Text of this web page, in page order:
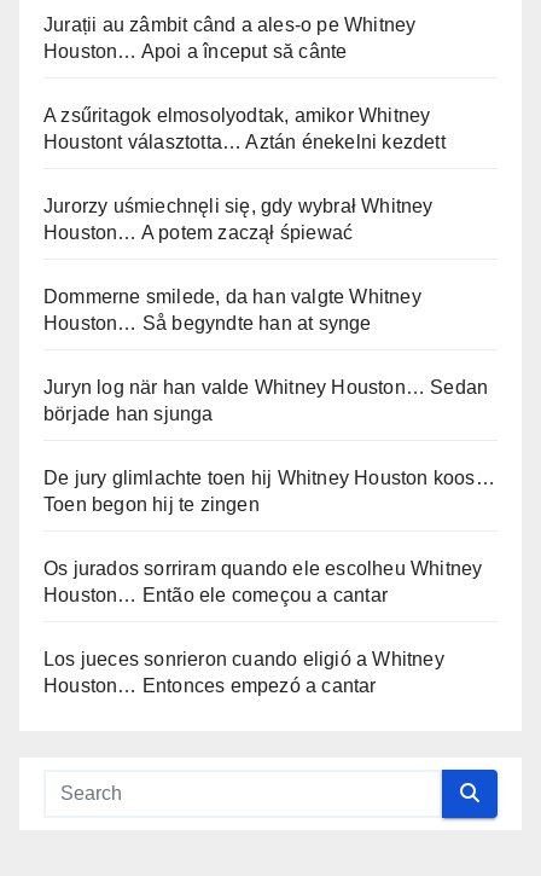
Jurații au zâmbit când a ales-o pe Whitney
Houston… Apoi a început să cânte
A zsűritagok elmosolyodtak, amikor Whitney
Houstont választotta… Aztán énekelni kezdett
Jurorzy uśmiechnęli się, gdy wybrał Whitney
Houston… A potem zaczął śpiewać
Dommerne smilede, da han valgte Whitney
Houston… Så begyndte han at synge
Juryn log när han valde Whitney Houston… Sedan
började han sjunga
De jury glimlachte toen hij Whitney Houston koos…
Toen begon hij te zingen
Os jurados sorriram quando ele escolheu Whitney
Houston… Então ele começou a cantar
Los jueces sonrieron cuando eligió a Whitney
Houston… Entonces empezó a cantar